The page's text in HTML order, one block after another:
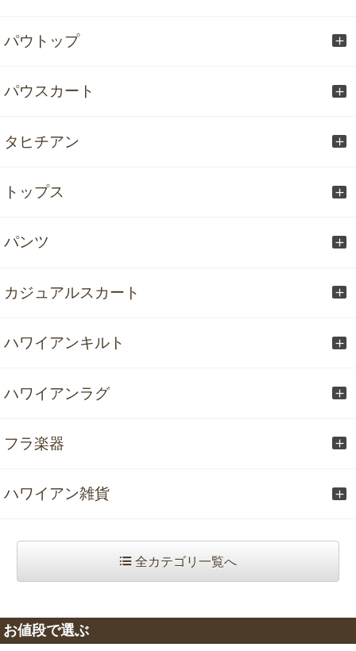
パウトップ
パウスカート
タヒチアン
トップス
パンツ
カジュアルスカート
ハワイアンキルト
ハワイアンラグ
フラ楽器
ハワイアン雑貨
全カテゴリ一覧へ
お値段で選ぶ